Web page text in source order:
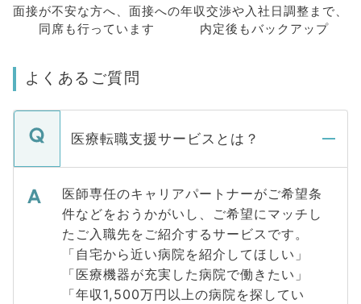
面接が不安な方へ、 面接への
同席も行っています
年収交渉や入社日調整まで、
内定後もバックアップ
よくあるご質問
医療転職支援サービスとは？
医師専任のキャリアパートナーがご希望条
件などをおうかがいし、ご希望にマッチし
たご入職先をご紹介するサービスです。
「自宅から近い病院を紹介してほしい」
「医療機器が充実した病院で働きたい」
「年収1,500万円以上の病院を探してい